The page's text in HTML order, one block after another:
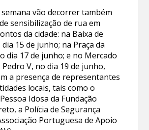
vão decorrer também
sensibilização de rua em
da cidade: na Baixa de
15 de junho; na Praça da
dia 17 de junho; e no Mercado
V, no dia 19 de junho,
a presença de representantes
locais, tais como o
Idosa da Fundação
a Polícia de Segurança
Portuguesa de Apoio